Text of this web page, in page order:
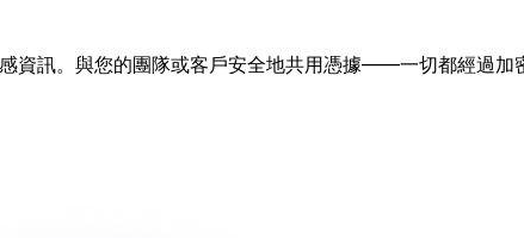
資訊。與您的團隊或客戶安全地共用憑據——一切都經過加